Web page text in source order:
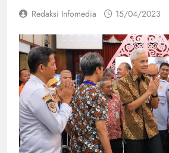
Redaksi Infomedia 15/04/2023